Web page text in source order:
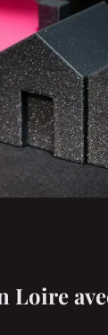
en
Loire